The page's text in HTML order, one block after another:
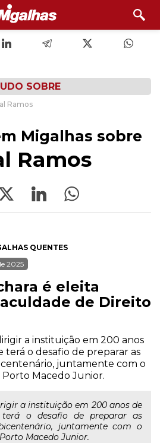
SOBRE
Ramos
Migalhas sobre
Ramos
QUENTES
2025
é eleita
de Direito
a instituição em 200 anos
terá o desafio de preparar as
juntamente com o
Macedo Junior.
a instituição em 200 anos de
o desafio de preparar as
juntamente com o
Macedo Junior.